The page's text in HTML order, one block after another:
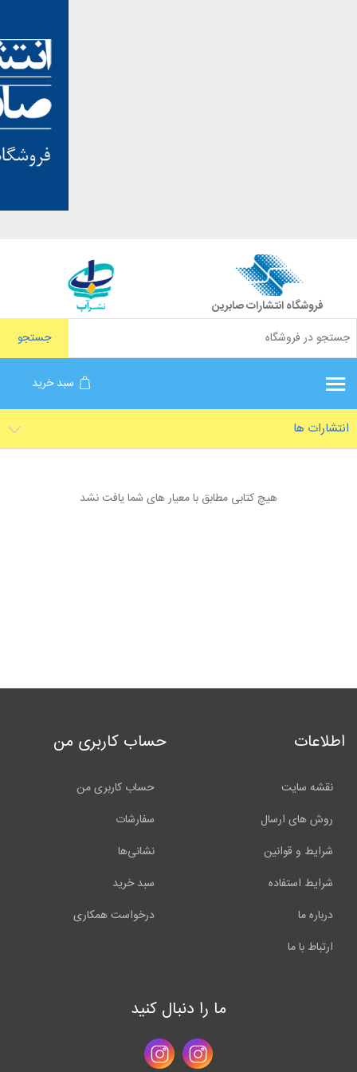
فروشگاه انتشارات صابرین
جستجو
سبد خرید
انتشارات ها
هیچ کتابی مطابق با معیار های شما یافت نشد
اطلاعات
نقشه سایت
روش های ارسال
شرایط و قوانین
شرایط استفاده
درباره ما
ارتباط با ما
حساب کاربری من
حساب کاربری من
سفارشات
نشانی‌ها
سبد خرید
درخواست همکاری
ما را دنبال کنید